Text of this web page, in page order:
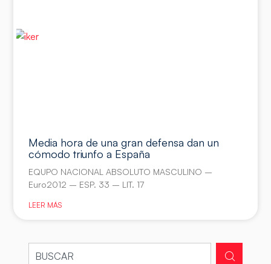
Media hora de una gran defensa dan un
cómodo triunfo a España
EQUPO NACIONAL ABSOLUTO MASCULINO –
Euro2012 – ESP. 33 – LIT. 17
LEER MÁS